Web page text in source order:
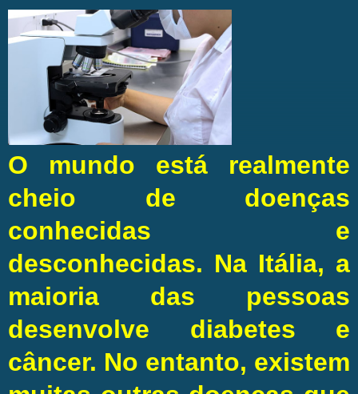
O mundo está realmente
cheio de doenças
conhecidas e
desconhecidas. Na Itália, a
maioria das pessoas
desenvolve diabetes e
câncer. No entanto, existem